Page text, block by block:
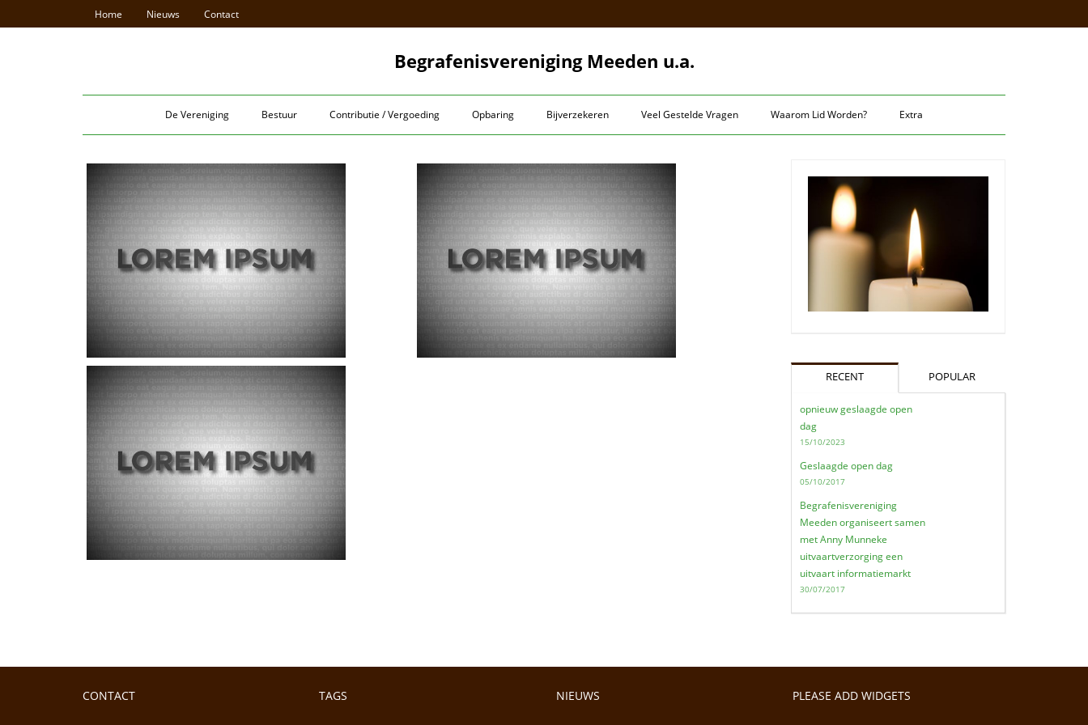
Home Nieuws Contact
Begrafenisvereniging Meeden u.a.
De Vereniging Bestuur Contributie / Vergoeding Opbaring Bijverzekeren Veel Gestelde Vragen Waarom Lid Worden? Extra
LOREM DEMO IPSUM
Lorem ipsum dolor sit amet, consectetuer adipiscing elit,
sed diam nonummy nibh euismod tincidunt ut laoreet
dolore magna aliquam erat volutpat. Ut wisi enim ad
minim veniam, quis nostrud exerci tation ullamcorper
suscipit lobortis nisl ut aliquip ex ea commodo
consequat.
RECENT POPULAR
opnieuw geslaagde open
dag
15/10/2023
Geslaagde open dag
05/10/2017
Begrafenisvereniging
Meeden organiseert samen
met Anny Munneke
uitvaartverzorging een
uitvaart informatiemarkt
30/07/2017
CONTACT TAGS NIEUWS PLEASE ADD WIDGETS